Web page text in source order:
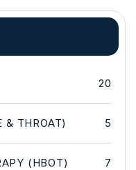
20
& THROAT) 5
(HBOT) 7